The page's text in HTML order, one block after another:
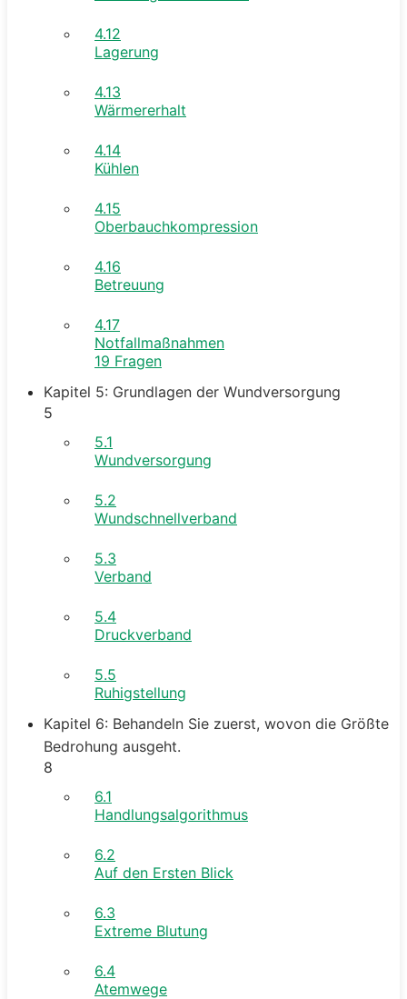
4.12
Lagerung
4.13
Wärmererhalt
4.14
Kühlen
4.15
Oberbauchkompression
4.16
Betreuung
4.17
Notfallmaßnahmen
19 Fragen
Kapitel 5: Grundlagen der Wundversorgung
5
5.1
Wundversorgung
5.2
Wundschnellverband
5.3
Verband
5.4
Druckverband
5.5
Ruhigstellung
Kapitel 6: Behandeln Sie zuerst, wovon die Größte
Bedrohung ausgeht.
8
6.1
Handlungsalgorithmus
6.2
Auf den Ersten Blick
6.3
Extreme Blutung
6.4
Atemwege